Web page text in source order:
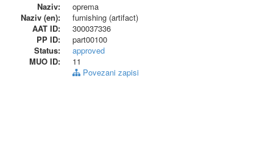
Naziv:
oprema
Naziv (en):
furnishing (artifact)
AAT ID:
300037336
PP ID:
part00100
Status:
approved
MUO ID:
11
Povezani zapisi